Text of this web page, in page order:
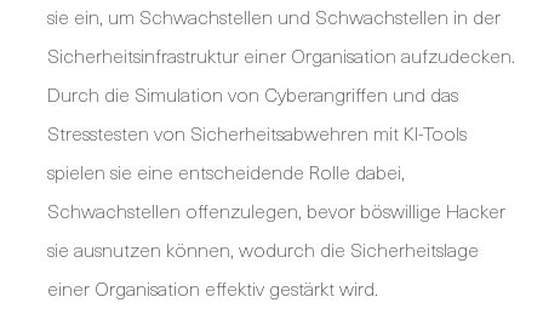
sie ein, um Schwachstellen und Schwachstellen in der
Sicherheitsinfrastruktur einer Organisation aufzudecken.
Durch die Simulation von Cyberangriffen und das
Stresstesten von Sicherheitsabwehren mit KI-Tools
spielen sie eine entscheidende Rolle dabei,
Schwachstellen offenzulegen, bevor böswillige Hacker
sie ausnutzen können, wodurch die Sicherheitslage
einer Organisation effektiv gestärkt wird.